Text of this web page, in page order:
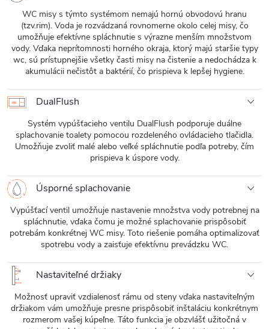
WC misy s týmto systémom nemajú hornú obvodovú hranu
(tzv.rim). Voda je rozvádzaná rovnomerne okolo celej misy, čo
umožňuje efektívne spláchnutie s výrazne menším množstvom
vody. Vďaka neprítomnosti horného okraja, ktorý majú staršie typy
wc, sú prístupnejšie všetky časti misy na čistenie a nedochádza k
akumulácii nečistôt a baktérií, čo prispieva k lepšej hygiene.
DualFlush
Systém vypúšťacieho ventilu DualFlush podporuje duálne
splachovanie toalety pomocou rozdeleného ovládacieho tlačidla.
Umožňuje zvoliť malé alebo veľké spláchnutie podľa potreby, čím
prispieva k úspore vody.
Úsporné splachovanie
Vypúšťací ventil umožňuje nastavenie množstva vody potrebnej na
spláchnutie, vďaka čomu je možné splachovanie prispôsobiť
potrebám konkrétnej WC misy. Toto riešenie pomáha optimalizovať
spotrebu vody a zaisťuje efektívnu prevádzku WC.
Nastaviteľné držiaky
Možnosť upraviť vzdialenosť rámu od steny vďaka nastaviteľným
držiakom vám umožňuje presne prispôsobiť inštaláciu konkrétnym
rozmerom vašej kúpeľne. Táto funkcia je obzvlášť užitočná v